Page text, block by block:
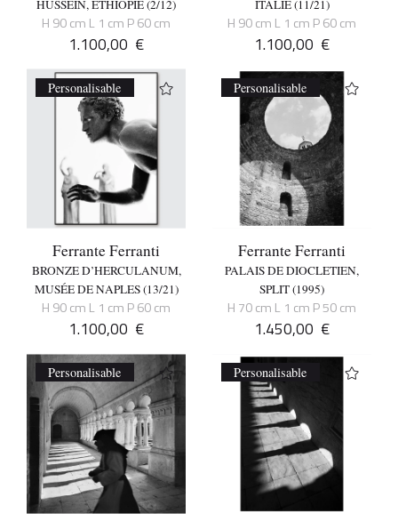
HUSSEIN, ETHIOPIE (2/12)
H 90 cm L 1 cm P 60 cm
1.100,00 €
ITALIE (11/21)
H 90 cm L 1 cm P 60 cm
1.100,00 €
Personalisable
Ferrante Ferranti
BRONZE D’HERCULANUM,
MUSÉE DE NAPLES (13/21)
H 90 cm L 1 cm P 60 cm
1.100,00 €
Personalisable
Ferrante Ferranti
PALAIS DE DIOCLETIEN,
SPLIT (1995)
H 70 cm L 1 cm P 50 cm
1.450,00 €
Personalisable Personalisable